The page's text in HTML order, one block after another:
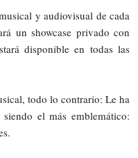
y audiovisual de cada
un showcase privado con
disponible en todas las
todo lo contrario: Le ha
el más emblemático: